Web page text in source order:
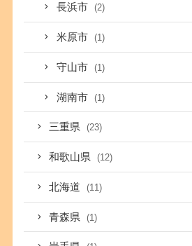
長浜市 (2)
米原市 (1)
守山市 (1)
湖南市 (1)
三重県 (23)
和歌山県 (12)
北海道 (11)
青森県 (1)